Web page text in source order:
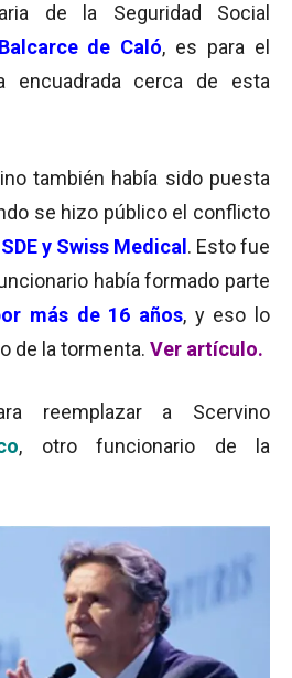
de la Seguridad Social
de Caló, es para el
encuadrada cerca de esta
también había sido puesta
se hizo público el conflicto
y Swiss Medical . Esto fue
había formado parte
más de 16 años, y eso lo
de la tormenta. Ver artículo.
reemplazar a Scervino
, otro funcionario de la